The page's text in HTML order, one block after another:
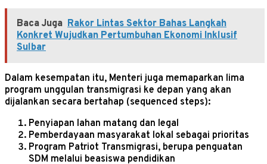
Baca Juga Rakor Lintas Sektor Bahas Langkah
Konkret Wujudkan Pertumbuhan Ekonomi Inklusif
Sulbar
Dalam kesempatan itu, Menteri juga memaparkan lima
program unggulan transmigrasi ke depan yang akan
dijalankan secara bertahap (sequenced steps):
Penyiapan lahan matang dan legal
Pemberdayaan masyarakat lokal sebagai prioritas
Program Patriot Transmigrasi, berupa penguatan
SDM melalui beasiswa pendidikan